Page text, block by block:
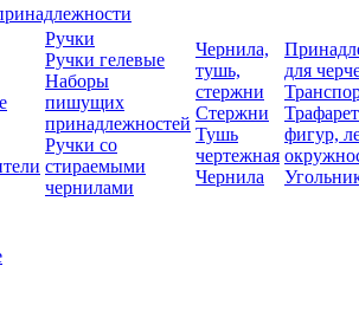
Ручки
Ручки гелевые
Наборы
пишущих
принадлежностей
Ручки со
стираемыми
чернилами
Чернила,
тушь,
стержни
Стержни
Тушь
чертежная
Чернила
для
фигур,